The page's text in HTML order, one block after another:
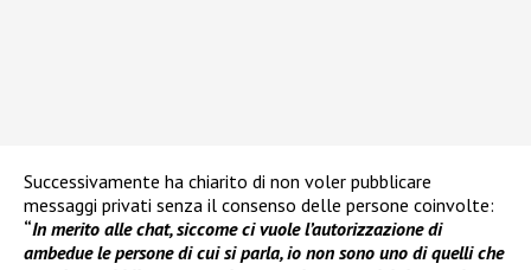
Successivamente ha chiarito di non voler pubblicare
messaggi privati senza il consenso delle persone coinvolte:
“In merito alle chat, siccome ci vuole l’autorizzazione di
ambedue le persone di cui si parla, io non sono uno di quelli che